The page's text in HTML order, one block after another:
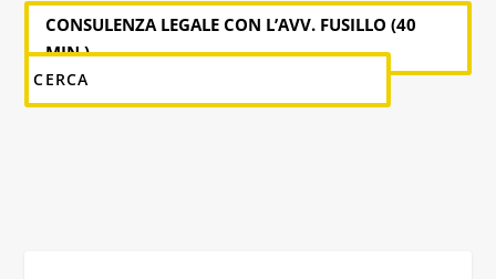
CONSULENZA LEGALE CON L’AVV. FUSILLO (40
MIN.)